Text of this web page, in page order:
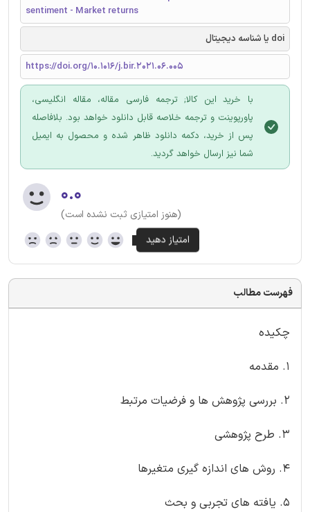
sentiment - Market returns
doi یا شناسه دیجیتال
https://doi.org/10.1016/j.bir.2021.06.005
با خرید این کالا; ترجمه فارسی مقاله، مقاله انگلیسی،
پاورپوینت و ترجمه خلاصه قابل دانلود خواهد بود. بلافاصله
پس از خرید، دکمه دانلود ظاهر شده و محصول به ایمیل
شما نیز ارسال خواهد گردید.
۰.۰
(هنوز امتیازی ثبت نشده است)
فهرست مطالب
چکیده
1. مقدمه
2. بررسی پژوهش ها و فرضیات مرتبط
3. طرح پژوهشی
4. روش های اندازه گیری متغیرها
5. یافته های تجربی و بحث